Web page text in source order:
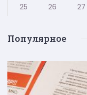
25
26 27
Популярное